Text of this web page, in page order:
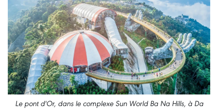
Le pont d'Or, dans le complexe Sun World Ba Na Hills, à Da